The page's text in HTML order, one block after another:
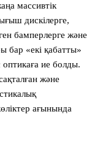
массивтік
дискілерге,
бамперлерге және
бар «екі қабатты»
оптикаға ие болды.
және
ағынында